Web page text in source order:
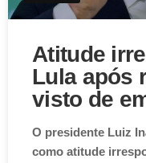
Atitude
Lula após
visto de
O presidente Luiz
como atitude